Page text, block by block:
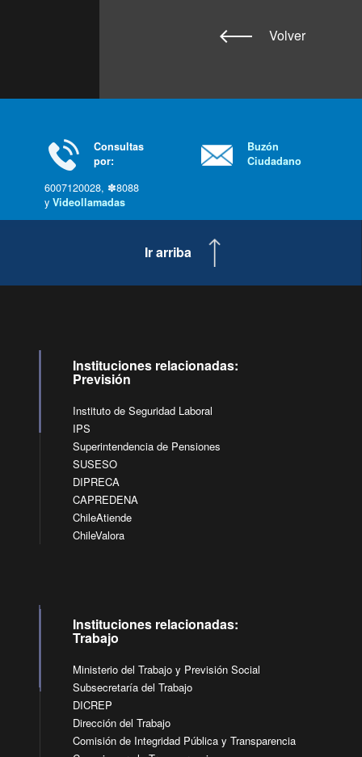
Volver
Consultas
por:
6007120028, ✽8088
y Videollamadas
Buzón
Ciudadano
Ir arriba
Instituciones relacionadas:
Previsión
Instituto de Seguridad Laboral
IPS
Superintendencia de Pensiones
SUSESO
DIPRECA
CAPREDENA
ChileAtiende
ChileValora
Instituciones relacionadas:
Trabajo
Ministerio del Trabajo y Previsión Social
Subsecretaría del Trabajo
DICREP
Dirección del Trabajo
Comisión de Integridad Pública y Transparencia